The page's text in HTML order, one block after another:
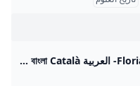
Florian Wirtz — Wikipédia 49 langues- العربية Беларуская (тарашкевіца) বাংলা Català کوردی Čeština Dansk Deutsch Ελληνικά English Esperanto Esp